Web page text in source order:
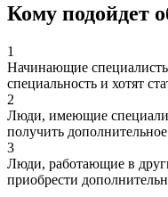
Кому подойдет
1
Начинающие
специальность и хотят
2
Люди, имеющие
получить
3
Люди, работающие в
приобрести